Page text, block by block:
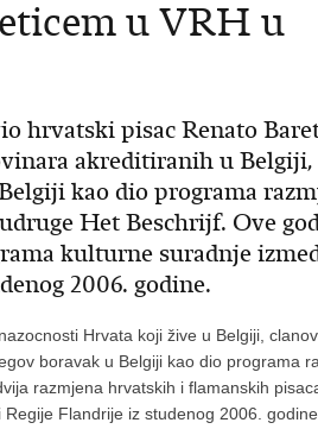
u VRH u
hrvatski pisac Renato
akreditiranih u Belgiji,
kao dio programa
Het Beschrijf. Ove
kulturne suradnje
2006. godine.
Hrvata koji žive u Belgiji,
boravak u Belgiji kao dio programa
razmjena hrvatskih i flamanskih
Flandrije iz studenog 2006.